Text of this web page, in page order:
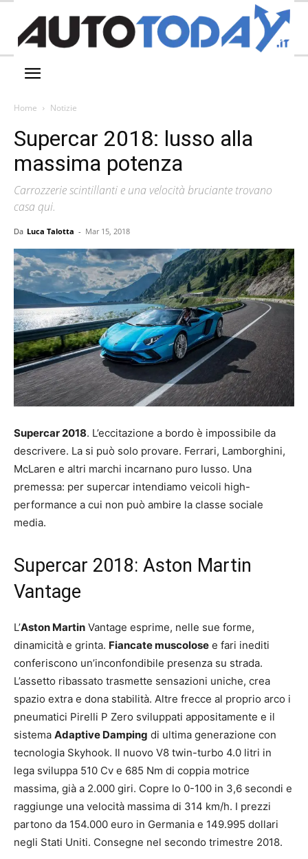
Home Notizie
Supercar 2018: lusso alla
massima potenza
Carrozzerie scintillanti e una velocità bruciante trovano
casa qui.
Da Luca Talotta - Mar 15, 2018
Supercar 2018. L’eccitazione a bordo è impossibile da
descrivere. La si può solo provare. Ferrari, Lamborghini,
McLaren e altri marchi incarnano puro lusso. Una
premessa: per supercar intendiamo veicoli high-
performance a cui non può ambire la classe sociale
media.
Supercar 2018: Aston Martin
Vantage
L’Aston Martin Vantage esprime, nelle sue forme,
dinamicità e grinta. Fiancate muscolose e fari inediti
conferiscono un’inconfondibile presenza su strada.
L’assetto ribassato trasmette sensazioni uniche, crea
spazio extra e dona stabilità. Altre frecce al proprio arco i
pneumatici Pirelli P Zero sviluppati appositamente e il
sistema Adaptive Damping di ultima generazione con
tecnologia Skyhook. Il nuovo V8 twin-turbo 4.0 litri in
lega sviluppa 510 Cv e 685 Nm di coppia motrice
massima, già a 2.000 giri. Copre lo 0-100 in 3,6 secondi e
raggiunge una velocità massima di 314 km/h. I prezzi
partono da 154.000 euro in Germania e 149.995 dollari
negli Stati Uniti. Consegne nel secondo trimestre 2018.